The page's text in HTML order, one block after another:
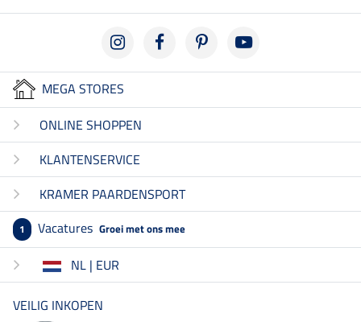
MEGA STORES
ONLINE SHOPPEN
KLANTENSERVICE
KRAMER PAARDENSPORT
1 Vacatures Groei met ons mee
NL | EUR
VEILIG INKOPEN